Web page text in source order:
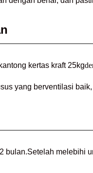
kertas kraft 25kg
yang berventilasi
bulan.Setelah melebihi